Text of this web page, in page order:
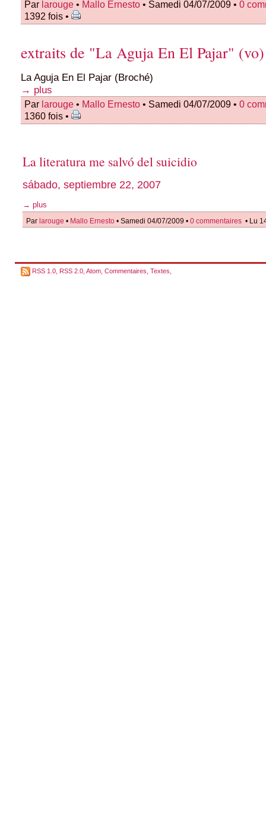
Par larouge • Mallo Ernesto • Samedi 04/07/2009 • 0
1392 fois •
extraits de "La Aguja En El Pajar" (vo)
La Aguja En El Pajar (Broché)
→ plus
Par larouge • Mallo Ernesto • Samedi 04/07/2009 • 0
1360 fois •
La literatura me salvó del suicidio
sábado, septiembre 22, 2007
→ plus
Par larouge • Mallo Ernesto • Samedi 04/07/2009 • 0 commentaires • Lu
RSS 1.0 RSS 2.0 Atom Commentaires Textes